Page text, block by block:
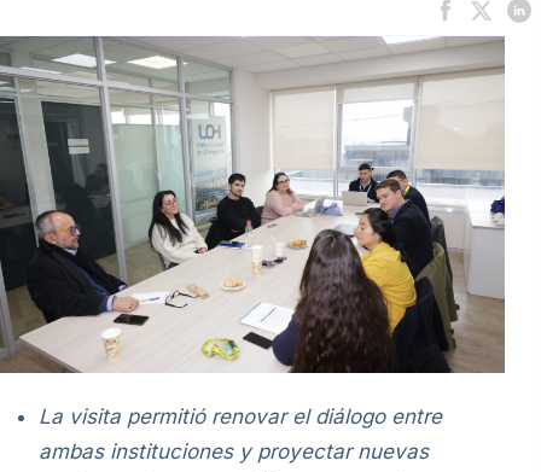
La visita permitió renovar el diálogo entre
ambas instituciones y proyectar nuevas